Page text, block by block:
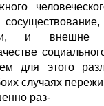
и внешне
для этого
случаях
раз-